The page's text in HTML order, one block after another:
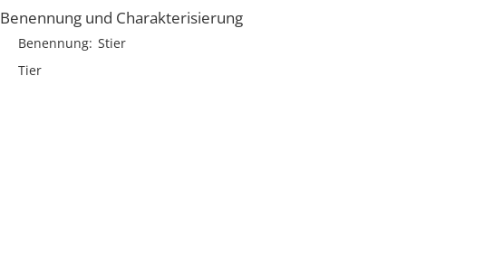
Benennung und Charakterisierung
Benennung Stier
Tier